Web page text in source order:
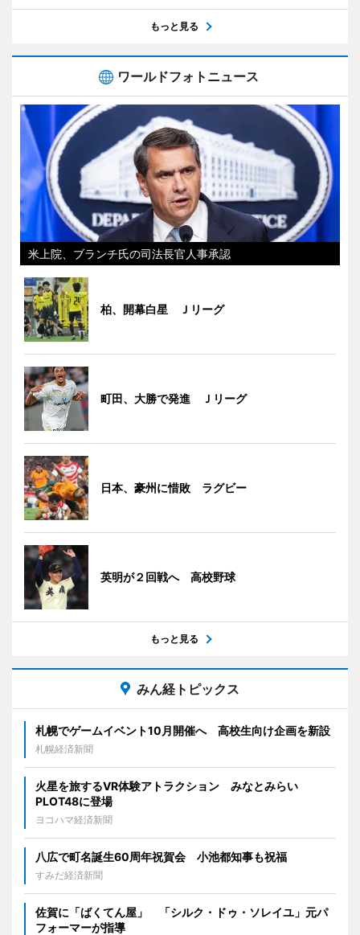
もっと見る
ワールドフォトニュース
米上院、ブランチ氏の司法長官人事承認
柏、開幕白星 Ｊリーグ
町田、大勝で発進 Ｊリーグ
日本、豪州に惜敗 ラグビー
英明が２回戦へ 高校野球
もっと見る
みん経トピックス
札幌でゲームイベント10月開催へ 高校生向け企画を新設
札幌経済新聞
火星を旅するVR体験アトラクション みなとみらい
PLOT48に登場
ヨコハマ経済新聞
八広で町名誕生60周年祝賀会 小池都知事も祝福
すみだ経済新聞
佐賀に「ばくてん屋」 「シルク・ドゥ・ソレイユ」元パ
フォーマーが指導